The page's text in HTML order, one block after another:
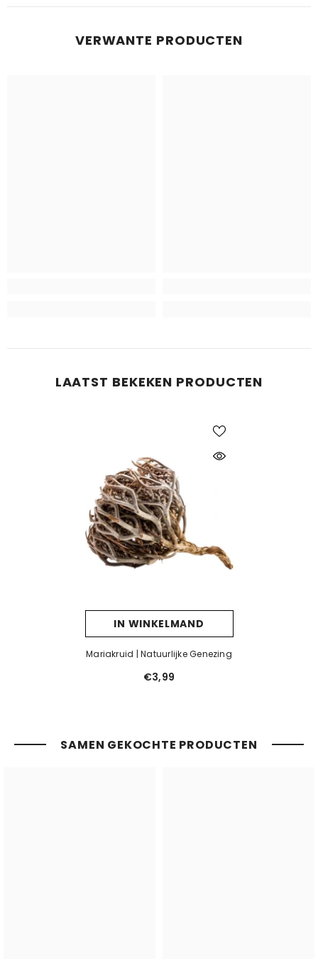
VERWANTE PRODUCTEN
LAATST BEKEKEN PRODUCTEN
IN WINKELMAND
Mariakruid | Natuurlijke Genezing
€3,99
SAMEN GEKOCHTE PRODUCTEN